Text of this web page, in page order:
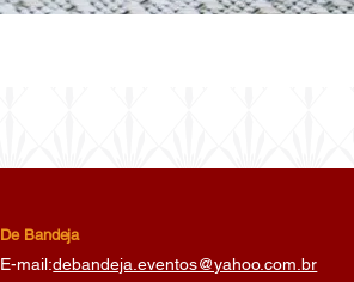
De Bandeja
E-mail:debandeja.eventos@yahoo.com.br